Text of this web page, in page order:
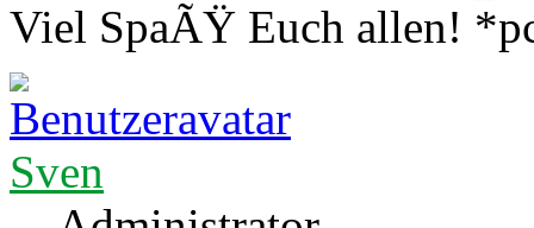
Viel SpaÃŸ Euch allen!
Sven